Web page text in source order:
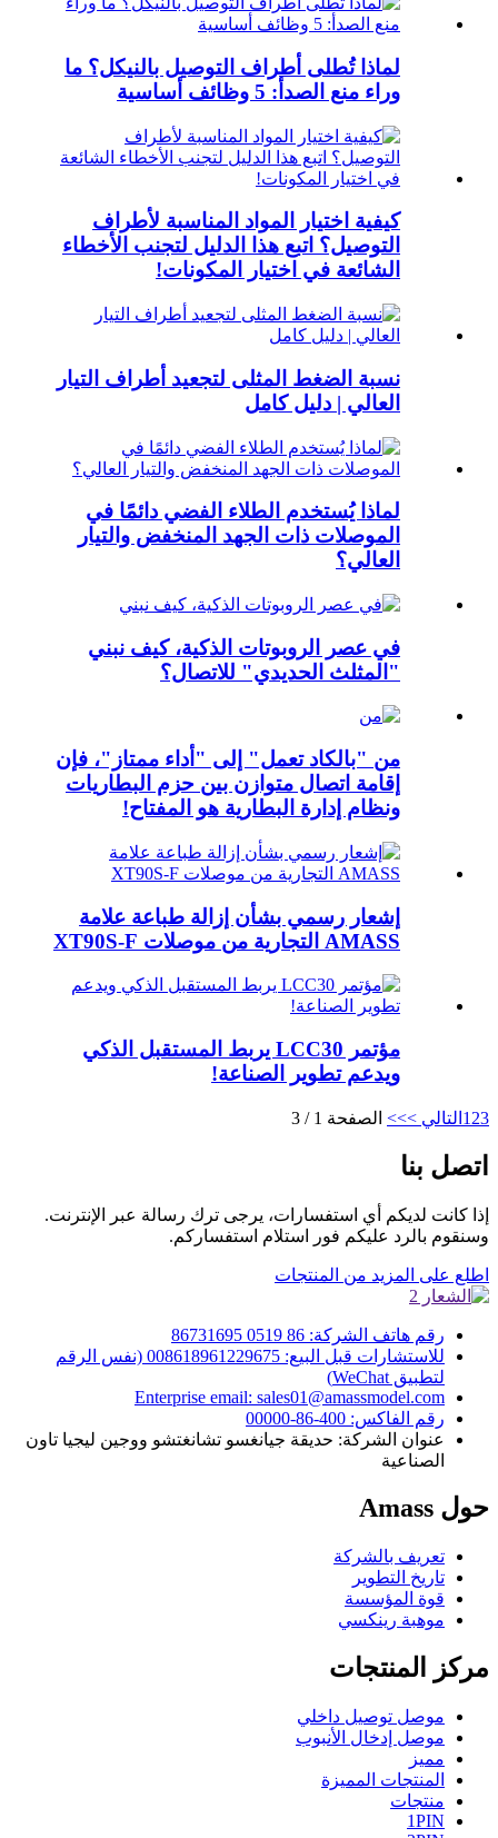
لماذا تُطلى أطراف التوصيل بالنيكل؟ ما
وراء منع الصدأ: 5 وظائف أساسية
كيفية اختيار المواد المناسبة لأطراف
التوصيل؟ اتبع هذا الدليل لتجنب الأخطاء
الشائعة في اختيار المكونات!
نسبة الضغط المثلى لتجعيد أطراف التيار
العالي | دليل كامل
لماذا يُستخدم الطلاء الفضي دائمًا في
الموصلات ذات الجهد المنخفض والتيار
العالي؟
في عصر الروبوتات الذكية، كيف نبني
"المثلث الحديدي" للاتصال؟
من "بالكاد تعمل" إلى "أداء ممتاز"، فإن
إقامة اتصال متوازن بين حزم البطاريات
ونظام إدارة البطارية هو المفتاح!
إشعار رسمي بشأن إزالة طباعة علامة
AMASS التجارية من موصلات XT90S-F
مؤتمر LCC30 يربط المستقبل الذكي
ويدعم تطوير الصناعة!
1 23 التالي >>> الصفحة 1 / 3
اتصل بنا
إذا كانت لديكم أي استفسارات، يرجى ترك رسالة عبر الإنترنت.
وسنقوم بالرد عليكم فور استلام استفساركم.
اطلع على المزيد من المنتجات
رقم هاتف الشركة: 86 0519 86731695
للاستشارات قبل البيع: 008618961229675 (نفس الرقم
لتطبيق WeChat)
Enterprise email: sales01@amassmodel.com
رقم الفاكس: 400-86-00000
عنوان الشركة: حديقة جيانغسو تشانغتشو ووجين ليجيا تاون
الصناعية
حول Amass
تعريف بالشركة
تاريخ التطوير
قوة المؤسسة
موهبة رينكسي
مركز المنتجات
موصل توصيل داخلي
موصل إدخال الأنبوب
مميز
المنتجات المميزة
منتجات
1PIN